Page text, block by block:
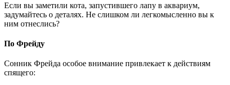
Если вы заметили кота, запустившего лапу в аквариум,
задумайтесь о деталях. Не слишком ли легкомысленно вы к
ним отнеслись?
По Фрейду
Сонник Фрейда особое внимание привлекает к действиям
спящего: